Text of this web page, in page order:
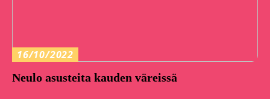
16/10/2022
Neulo asusteita kauden väreissä